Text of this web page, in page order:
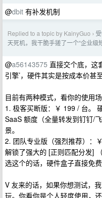
@dbit 有补发机制
Replied to a topic by KainyGuo ›
天死机，我干脆手搓了一个“企业级
@a56143575 直接交个底，这
引擎’，硬件其实是按成本价甚
目前有两种模式，看你的使用场
1. 极客买断版：￥ 199 / 台。
SaaS 额度（全量转发到钉钉/
景。
2. 团队专业版（强烈推荐）：
解锁了强大的 [正则匹配分发]
选这个的话，硬件盒子直接免
V 友来的话，如果你想测试，
玩。你看你是个人轻度使用，